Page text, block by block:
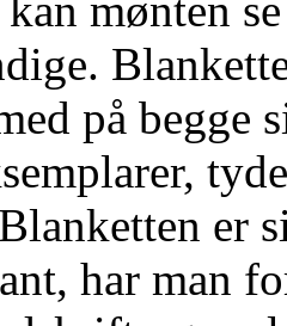
på begge
er
har man